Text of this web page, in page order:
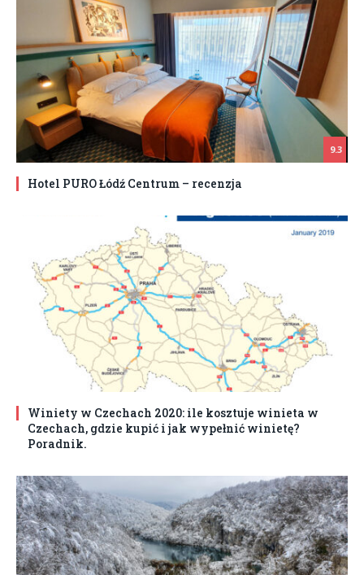
9.3
Hotel PURO Łódź Centrum – recenzja
Winiety w Czechach 2020: ile kosztuje winieta w
Czechach, gdzie kupić i jak wypełnić winietę?
Poradnik.